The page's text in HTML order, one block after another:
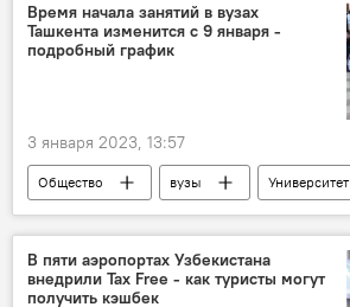
Время начала занятий в вузах
Ташкента изменится с 9 января -
подробный график
3 января 2023, 13:57
Общество вузы
Университет
Ташкент
В пяти аэропортах Узбекистана
внедрили Tax Free - как туристы могут
получить кэшбек